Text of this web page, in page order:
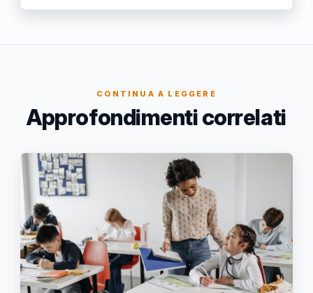
CONTINUA A LEGGERE
Approfondimenti correlati